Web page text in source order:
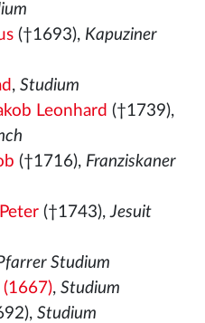
(†1693), Kapuziner
, Studium
Leonhard (†1739),
(†1716), Franziskaner
(†1743),Jesuit
Studium
(1667), Studium
Studium